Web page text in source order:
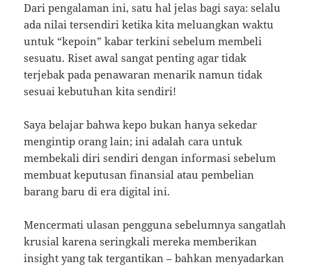
Dari pengalaman ini, satu hal jelas bagi saya: selalu
ada nilai tersendiri ketika kita meluangkan waktu
untuk “kepoin” kabar terkini sebelum membeli
sesuatu. Riset awal sangat penting agar tidak
terjebak pada penawaran menarik namun tidak
sesuai kebutuhan kita sendiri!
Saya belajar bahwa kepo bukan hanya sekedar
mengintip orang lain; ini adalah cara untuk
membekali diri sendiri dengan informasi sebelum
membuat keputusan finansial atau pembelian
barang baru di era digital ini.
Mencermati ulasan pengguna sebelumnya sangatlah
krusial karena seringkali mereka memberikan
insight yang tak tergantikan – bahkan menyadarkan